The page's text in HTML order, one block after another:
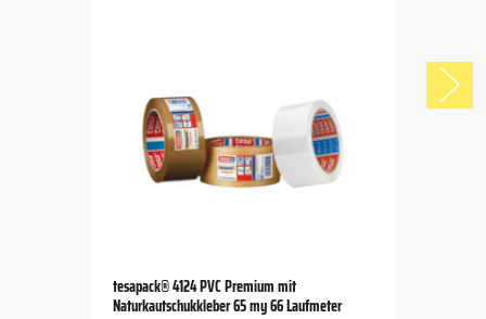
tesapack® 4124 PVC Premium mit
Naturkautschukkleber 65 my 66 Laufmeter